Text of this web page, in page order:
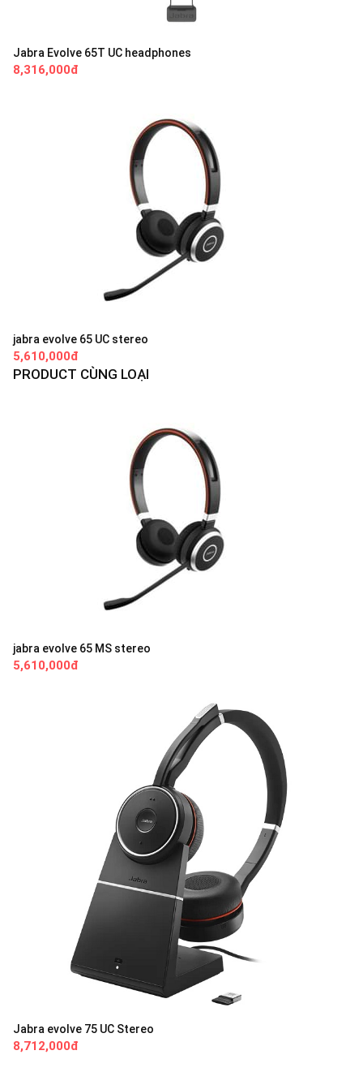
Jabra Evolve 65T UC headphones
8,316,000đ
jabra evolve 65 UC stereo
5,610,000đ
PRODUCT CÙNG LOẠI
jabra evolve 65 MS stereo
5,610,000đ
Jabra evolve 75 UC Stereo
8,712,000đ